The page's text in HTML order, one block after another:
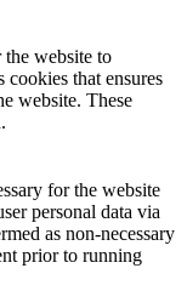
the website to
that ensures
website. These
for the website
personal data via
as non-necessary
prior to running